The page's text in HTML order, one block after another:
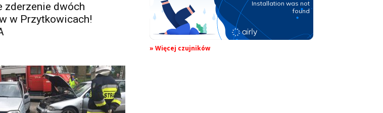
zderzenie dwóch
w Przytkowicach!
» Więcej czujników